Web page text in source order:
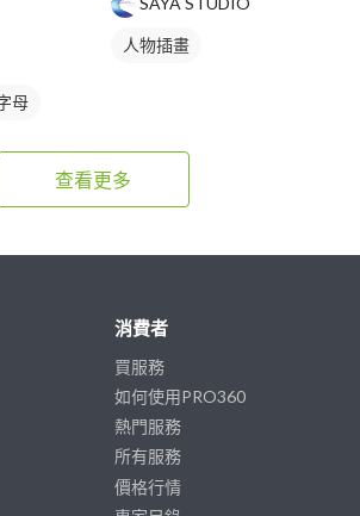
母
人物插畫
查看更多
消費者
買服務
如何使用PRO360
熱門服務
所有服務
價格行情